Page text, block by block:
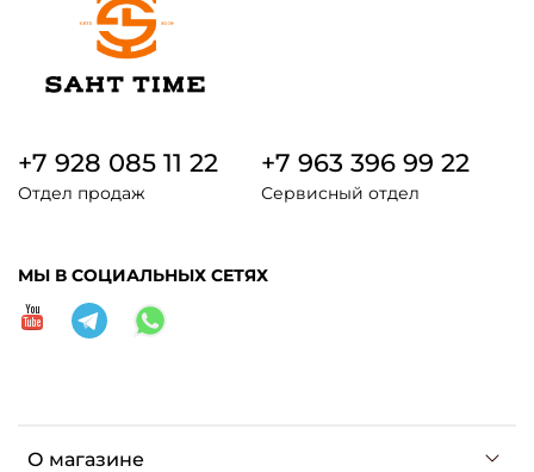
О магазине
+7 928 085 11 22
Отдел продаж
+7 963 396 99 22
Сервисный отдел
МЫ В СОЦИАЛЬНЫХ СЕТЯХ